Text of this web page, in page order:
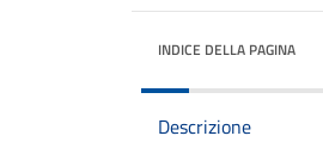
INDICE DELLA PAGINA
Descrizione